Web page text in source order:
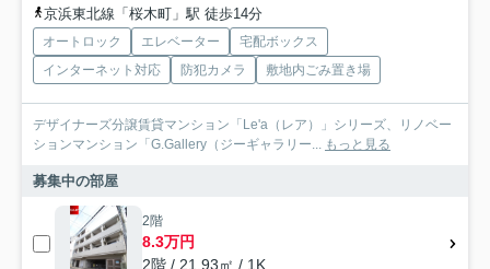
京浜東北線「桜木町」駅 徒歩14分
オートロック エレベーター
宅配ボックス
インターネット対応
防犯カメラ 敷地内ごみ置き場
デザイナーズ分譲賃貸マンション「Le'a（レア）」シリーズ、リノベー
ションマンション「G.Gallery（ジーギャラリー... もっと見る
募集中の部屋
2階
8.3万円
2階 / 21.93㎡ / 1K